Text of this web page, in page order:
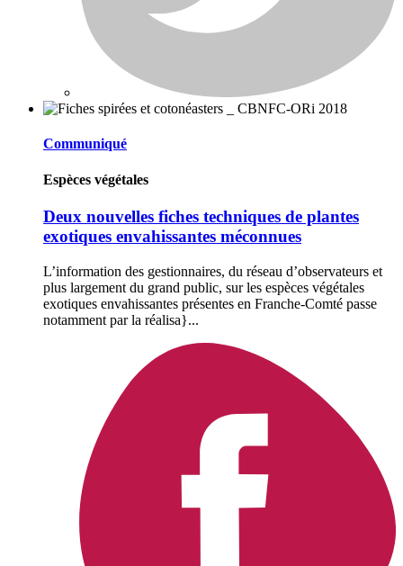
Communiqué
Espèces végétales
Deux nouvelles fiches techniques de plantes
exotiques envahissantes méconnues
L’information des gestionnaires, du réseau d’observateurs et
plus largement du grand public, sur les espèces végétales
exotiques envahissantes présentes en Franche-Comté passe
notamment par la réalisa}...